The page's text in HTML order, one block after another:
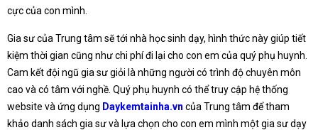
cực của con mình.
Gia sư của Trung tâm sẽ tới nhà học sinh dạy, hình thức này giúp tiết
kiệm thời gian cũng như chi phí đi lại cho con em của quý phụ huynh.
Cam kết đội ngũ gia sư giỏi là những người có trình độ chuyên môn
cao và có tâm với nghề. Quý phụ huynh có thể truy cập hệ thống
website và ứng dụng Daykemtainha.vn của Trung tâm để tham
khảo danh sách gia sư và lựa chọn cho con em mình một gia sư dạy